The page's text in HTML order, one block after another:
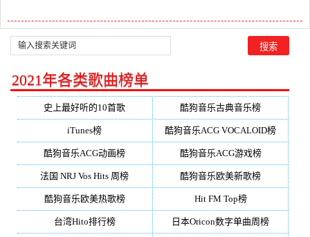
2021年各类歌曲榜单
史上最好听的10首歌 酷狗音乐古典音乐榜
iTunes榜 酷狗音乐ACG VOCALOID榜
酷狗音乐ACG动画榜 酷狗音乐ACG游戏榜
法国 NRJ Vos Hits 周榜 酷狗音乐欧美新歌榜
酷狗音乐欧美热歌榜 Hit FM Top榜
台湾Hito排行榜 日本Oricon数字单曲周榜